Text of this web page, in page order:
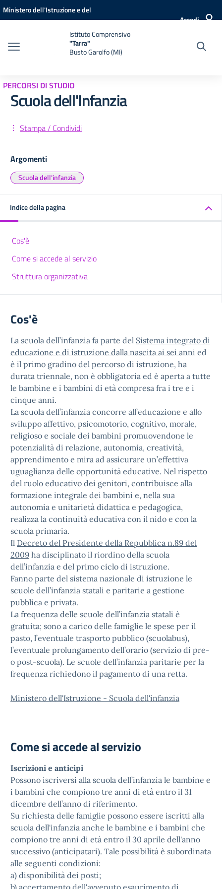
Vai ai contenuti
Vai al menu di navigazione
Vai al footer
Ministero dell'Istruzione e del
Accedi
Istituto Comprensivo
"Tarra"
Busto Garolfo (MI)
PERCORSI DI STUDIO
Scuola dell'Infanzia
Stampa / Condividi
Argomenti
Scuola dell'infanzia
Indice della pagina
Cos'è
Come si accede al servizio
Struttura organizzativa
Cos'è
La scuola dell’infanzia fa parte del Sistema integrato di
educazione e di istruzione dalla nascita ai sei anni ed
è il primo gradino del percorso di istruzione, ha
durata triennale, non è obbligatoria ed è aperta a tutte
le bambine e i bambini di età compresa fra i tre e i
cinque anni.
La scuola dell’infanzia concorre all’educazione e allo
sviluppo affettivo, psicomotorio, cognitivo, morale,
religioso e sociale dei bambini promuovendone le
potenzialità di relazione, autonomia, creatività,
apprendimento e mira ad assicurare un’effettiva
uguaglianza delle opportunità educative. Nel rispetto
del ruolo educativo dei genitori, contribuisce alla
formazione integrale dei bambini e, nella sua
autonomia e unitarietà didattica e pedagogica,
realizza la continuità educativa con il nido e con la
scuola primaria.
Il Decreto del Presidente della Repubblica n.89 del
2009 ha disciplinato il riordino della scuola
dell’infanzia e del primo ciclo di istruzione.
Fanno parte del sistema nazionale di istruzione le
scuole dell’infanzia statali e paritarie a gestione
pubblica e privata.
La frequenza delle scuole dell’infanzia statali è
gratuita; sono a carico delle famiglie le spese per il
pasto, l’eventuale trasporto pubblico (scuolabus),
l’eventuale prolungamento dell’orario (servizio di pre-
o post-scuola). Le scuole dell’infanzia paritarie per la
frequenza richiedono il pagamento di una retta.
Ministero dell'Istruzione - Scuola dell'infanzia
Come si accede al servizio
Iscrizioni e anticipi
Possono iscriversi alla scuola dell’infanzia le bambine e
i bambini che compiono tre anni di età entro il 31
dicembre dell’anno di riferimento.
Su richiesta delle famiglie possono essere iscritti alla
scuola dell'infanzia anche le bambine e i bambini che
compiono tre anni di età entro il 30 aprile dell'anno
successivo (anticipatari). Tale possibilità è subordinata
alle seguenti condizioni:
a) disponibilità dei posti;
b) accertamento dell'avvenuto esaurimento di